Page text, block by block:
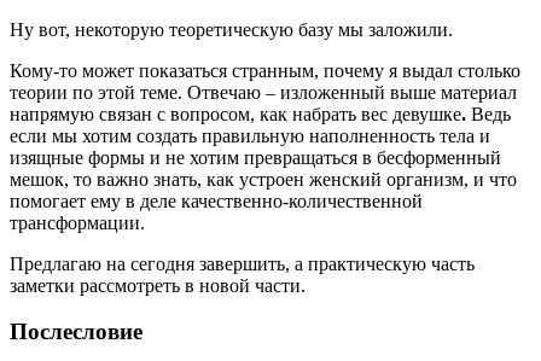
Ну вот, некоторую теоретическую базу мы заложили.
Кому-то может показаться странным, почему я выдал столько
теории по этой теме. Отвечаю – изложенный выше материал
напрямую связан с вопросом, как набрать вес девушке. Ведь
если мы хотим создать правильную наполненность тела и
изящные формы и не хотим превращаться в бесформенный
мешок, то важно знать, как устроен женский организм, и что
помогает ему в деле качественно-количественной
трансформации.
Предлагаю на сегодня завершить, а практическую часть
заметки рассмотреть в новой части.
Послесловие